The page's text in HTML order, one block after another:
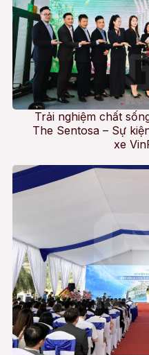
Trải nghiệm chất
The Sentosa – Sự
xe